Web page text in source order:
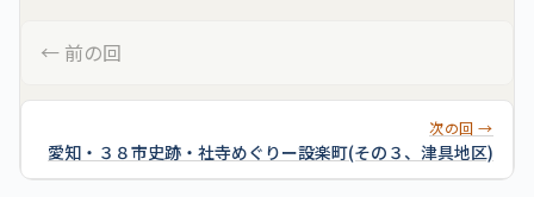
← 前の回
次の回 →
愛知・３８市史跡・社寺めぐりー設楽町(その３、津具地区)